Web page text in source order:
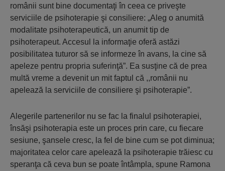
românii sunt bine documentaţi în ceea ce priveşte
serviciile de psihoterapie şi consiliere: „Aleg o anumită
modalitate psihoterapeutică, un anumit tip de
psihoterapeut. Accesul la informaţie oferă astăzi
posibilitatea tuturor să se informeze în avans, la cine să
apeleze pentru propria suferinţă”. Ea susţine că de prea
multă vreme a devenit un mit faptul că ,,românii nu
apelează la serviciile de consiliere şi psihoterapie”.
Alegerile partenerilor nu se fac la finalul psihoterapiei,
însăşi psihoterapia este un proces prin care, cu fiecare
sesiune, şansele cresc, la fel de bine cum se pot diminua;
majoritatea celor care apelează la psihoterapie trăiesc cu
speranţa că ceva bun se poate întâmpla, spune Ramona